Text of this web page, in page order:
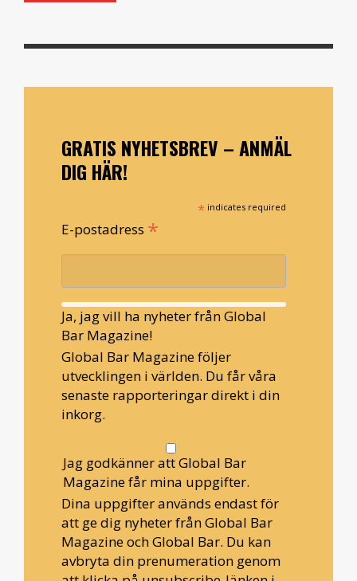
GRATIS NYHETSBREV – ANMÄL
DIG HÄR!
* indicates required
E-postadress *
Ja, jag vill ha nyheter från Global
Bar Magazine!
Global Bar Magazine följer
utvecklingen i världen. Du får våra
senaste rapporteringar direkt i din
inkorg.
Jag godkänner att Global Bar
Magazine får mina uppgifter.
Dina uppgifter används endast för
att ge dig nyheter från Global Bar
Magazine och Global Bar. Du kan
avbryta din prenumeration genom